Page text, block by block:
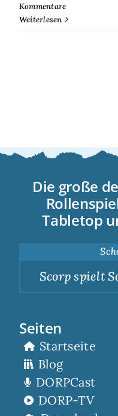
Kommentare
Weiterlesen
Die große
Tabletop
Scorp spielt
Seiten
Startseite
Blog
DORPCast
DORP-TV